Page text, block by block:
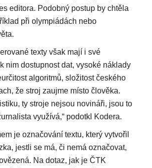
editora. Podobný postup by chtěla
při olympiádách nebo
texty však mají i své
nim dostupnost dat, vysoké náklady
algoritmů, složitost českého
že stroj zaujme místo člověka.
ty stroje nejsou novináři, jsou to
využívá,“ podotkl Kodera.
je označování textu, který vytvořil
jestli se má, či nemá označovat,
Na dotaz, jak je ČTK